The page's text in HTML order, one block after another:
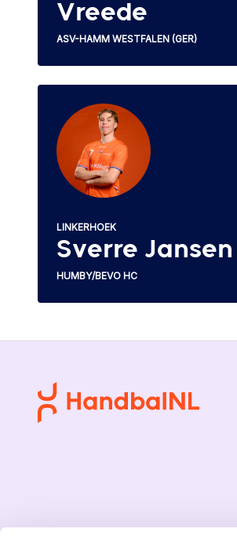
Vreede
ASV-HAMM WESTFALEN (GER)
LINKERHOEK
Sverre Jansen
HUMBY/BEVO HC